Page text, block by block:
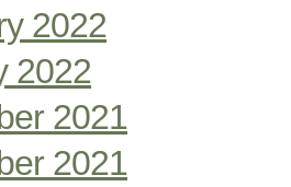
2022
2022
2021
2021